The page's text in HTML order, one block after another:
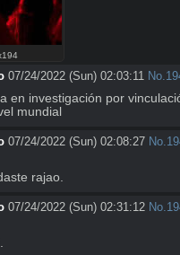
07/24/2022 (Sun) 02:03:11 No.
en investigación por
mundial
07/24/2022 (Sun) 02:08:27 No.
rajao.
07/24/2022 (Sun) 02:31:12 No.